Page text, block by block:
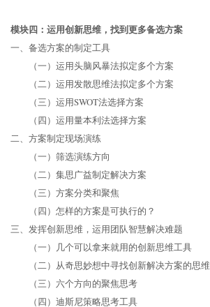
模块四：运用创新思维，找到更多备选方案
一、备选方案的制定工具
（一）运用头脑风暴法拟定多个方案
（二）运用发散思维法拟定多个方案
（三）运用SWOT法选择方案
（四）运用量本利法选择方案
二、方案制定现场演练
（一）筛选演练方向
（二）集思广益制定解决方案
（三）方案分类和聚焦
（四）怎样的方案是可执行的？
三、发挥创新思维，运用团队智慧解决难题
（一）几个可以拿来就用的创新思维工具
（二）从奇思妙想中寻找创新解决方案的思
（三）六个方向的聚焦思考
（四）迪斯尼策略思考工具